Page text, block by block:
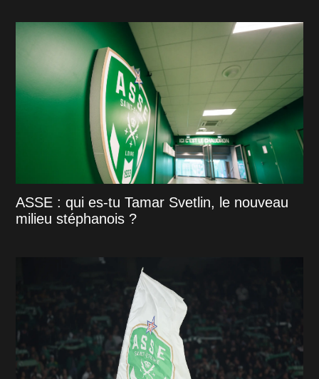
ASSE : qui es-tu Tamar Svetlin, le nouveau
milieu stéphanois ?